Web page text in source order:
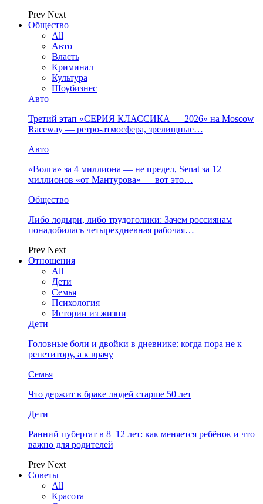
Prev Next
Общество
All
Авто
Власть
Криминал
Культура
Шоубизнес
Авто
Третий этап «СЕРИЯ КЛАССИКА — 2026» на Moscow
Raceway — ретро‑атмосфера, зрелищные…
Авто
«Волга» за 4 миллиона — не предел, Senat за 12
миллионов «от Мантурова» — вот это…
Общество
Либо лодыри, либо трудоголики: Зачем россиянам
понадобилась четырехдневная рабочая…
Prev Next
Отношения
All
Дети
Семья
Психология
Истории из жизни
Дети
Головные боли и двойки в дневнике: когда пора не к
репетитору, а к врачу
Семья
Что держит в браке людей старше 50 лет
Дети
Ранний пубертат в 8–12 лет: как меняется ребёнок и что
важно для родителей
Prev Next
Советы
All
Красота